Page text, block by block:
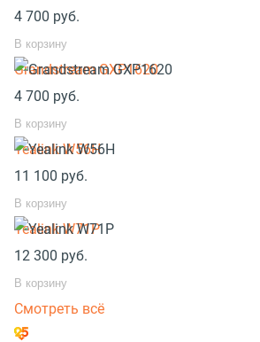
4 700 руб.
В корзину
Grandstream GXP1620
4 700 руб.
В корзину
Yealink W56H
11 100 руб.
В корзину
Yealink W71P
12 300 руб.
В корзину
Смотреть всё